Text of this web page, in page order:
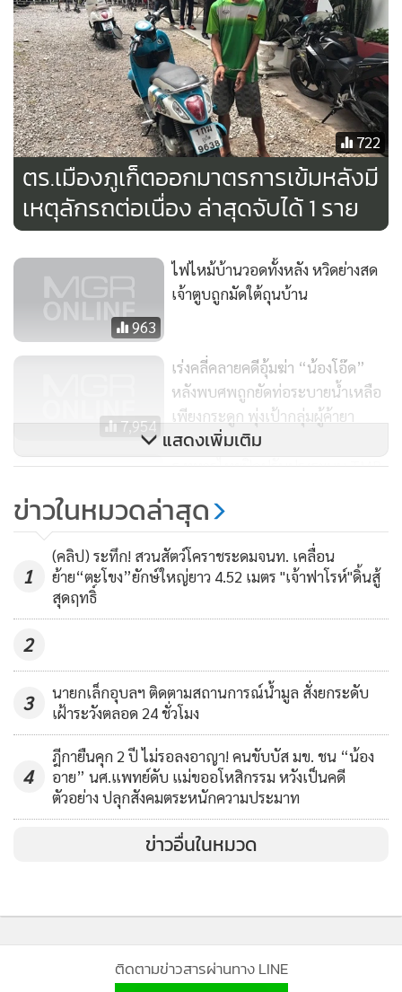
ทั้งนี้ ผู้ต้องหาทั้งคู่ร่วมกันก่อเหตุใช้แก๊สความร้อนเป่าตู้เอทีเอ็ม
ธนาคารกรุงไทย บริเวณหน้าโรงเรียนบ้านเลื่อม ต.บ้านเลื่อม
อ.เมือง จังหวัดอุดรธานี เมื่อเวลา 03.00น. ของวันที่ 9 มิ.ย.ที่ผ่าน
มา ได้เงินสดจำนวน 1,900,000 บาท แล้วหลบหนีไป
พล.ต.ท.จตุพลเปิดเผยถึงการจับกุมครั้งนี้ว่า ชุดสืบสวนได้
อร์ด แบบแค็บ รุ่นเรนเจอร์ หมายเลขทะเบียน ผฉ 4910
อุดรธานี มาจอดรถใกล้เคียงที่เกิดเหตุ จากนั้นได้ลงมือไปก่อเหตุ
ใช้แก๊สความร้อนเป่าด้านหลังตู้เอทีเอ็ม ก่อนที่จะได้เงินสดกว่า
1.9 ล้านบาทแล้วหลบหนีไป
โดยตำรวจได้สืบสวนจากหมายเลขทะเบียนรถยนต์คันที่ใช้ก่อ
เหตุจนสืบทราบว่านายพลธวัช โคมทอง เป็นคนใช้งานและหลัง
เกิดเหตุได้หลบหนีออกจากพื้นที่ จนกระทั่งติดตามจับตัวได้ที่
เหตุ
ทั้งนี้ นายพลธวัชสารภาพว่าทำอาชีพรับเหมาก่อสร้าง ได้ชักชวน
หลานชาย ซึ่งไม่ได้ เรียนหนังสือ ร่วมก่อเหตุเจาะตู้เอทีเอ็มแบงก์
กรุงไทยขโมยเงิน เงินที่ได้มาได้นำไปซื้อบ้านในราคา 500,000
722
ตร.เมืองภูเก็ตออกมาตรการเข้มหลังมี
เหตุลักรถต่อเนื่อง ล่าสุดจับได้ 1 ราย
ไฟไหม้บ้านวอดทั้งหลัง หวิดย่างสด
เจ้าตูบถูกมัดใต้ถุนบ้าน
เร่งคลี่คลายคดีอุ้มฆ่า “น้องโอ๊ด”
หลังพบศพถูกยัดท่อระบายน้ำเหลือ
เพียงกระดูก พุ่งเป้ากลุ่มผู้ค้ายา
264
ธ.ทหารไทยปิดปรับปรุงระบบ TMB
แสดงเพิ่มเติม
ข่าวในหมวดล่าสุด
(คลิป) ระทึก! สวนสัตว์โคราชระดมจนท. เคลื่อน
ย้าย“ตะโขง”ยักษ์ใหญ่ยาว 4.52 เมตร "เจ้าฟาโรห์"ดิ้นสู้
สุดฤทธิ์
นายกเล็กอุบลฯ ติดตามสถานการณ์น้ำมูล สั่งยกระดับ
เฝ้าระวังตลอด 24 ชั่วโมง
ฎีกายืนคุก 2 ปี ไม่รอลงอาญา! คนขับบัส มข. ชน “น้อง
อาย” นศ.แพทย์ดับ แม่ขออโหสิกรรม หวังเป็นคดี
ตัวอย่าง ปลุกสังคมตระหนักความประมาท
ข่าวอื่นในหมวด